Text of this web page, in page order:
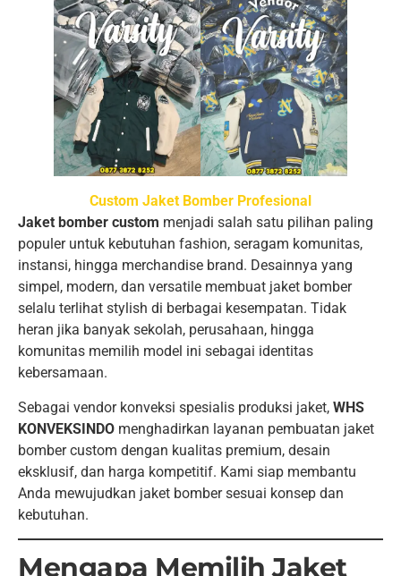
Custom Jaket Bomber Profesional
Jaket bomber custom menjadi salah satu pilihan paling
populer untuk kebutuhan fashion, seragam komunitas,
instansi, hingga merchandise brand. Desainnya yang
simpel, modern, dan versatile membuat jaket bomber
selalu terlihat stylish di berbagai kesempatan. Tidak
heran jika banyak sekolah, perusahaan, hingga
komunitas memilih model ini sebagai identitas
kebersamaan.
Sebagai vendor konveksi spesialis produksi jaket, WHS
KONVEKSINDO menghadirkan layanan pembuatan jaket
bomber custom dengan kualitas premium, desain
eksklusif, dan harga kompetitif. Kami siap membantu
Anda mewujudkan jaket bomber sesuai konsep dan
kebutuhan.
Mengapa Memilih Jaket